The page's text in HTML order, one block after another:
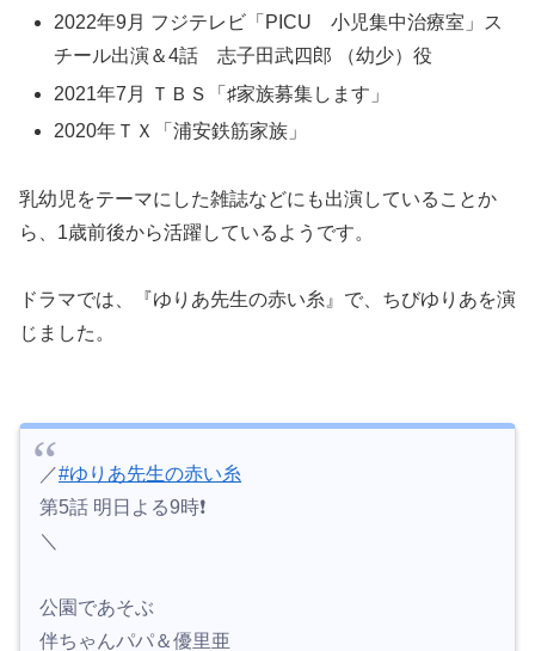
2022年9月 フジテレビ「PICU 小児集中治療室」ス
チール出演＆4話 志子田武四郎 （幼少）役
2021年7月 ＴＢＳ「♯家族募集します」
2020年ＴＸ「浦安鉄筋家族」
乳幼児をテーマにした雑誌などにも出演していることか
ら、1歳前後から活躍しているようです。
ドラマでは、『ゆりあ先生の赤い糸』で、ちびゆりあを演
じました。
／
第5話 明日よる9時❗️
＼
伴ちゃんパパ＆優里亜